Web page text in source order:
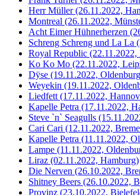
Herr Müller (26.11.2022,
Montreal (26.11.2022,
Acht Eimer Hühnerherzen
Schreng Schreng und La La
Royal Republic
Ko Ko Mo (22.11.2022,
Dÿse (19.11.2022,
Weyekin (19.11.2022,
Liedfett (17.11.2022,
Kapelle Petra (17.11.2022,
Steve `n` Seagulls
Cari Cari (12.11.2022,
Kapelle Petra (11.11.2022,
Lampe (11.11.2022,
Liraz (02.11.2022, Hamburg)
Die Nerven (26.10.2022,
Shitney Beers (26.10.2022,
Provinz (23.10.2022,